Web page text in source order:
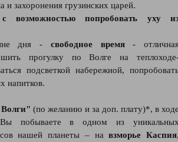
и захоронения грузинских царей.
попробовать уху
дня - свободное время-
прогулку по Волге на
подсветкой набережной,
напитков.
Волги" (по желанию и за доп. плату)*, в
Вы побываете в одном из
нашей планеты – навзморье Каспия